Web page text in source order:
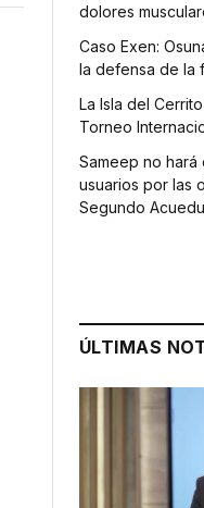
dolores
Caso Exen:
la defensa de la
La Isla del
Torneo
Sameep no
usuarios por las
Segundo
ÚLTIMAS